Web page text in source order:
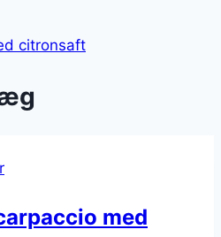
citronsaft
med